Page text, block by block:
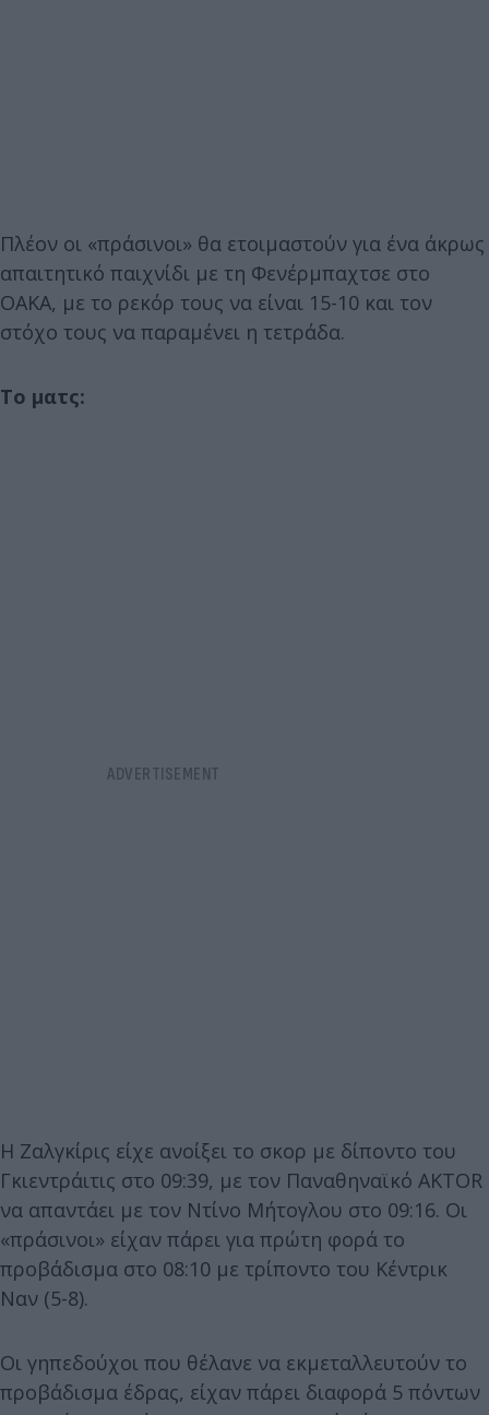
Πλέον οι «πράσινοι» θα ετοιμαστούν για ένα άκρως
απαιτητικό παιχνίδι με τη Φενέρμπαχτσε στο
ΟΑΚΑ, με το ρεκόρ τους να είναι 15-10 και τον
στόχο τους να παραμένει η τετράδα.
Το ματς:
Η Ζαλγκίρις είχε ανοίξει το σκορ με δίποντο του
Γκιεντράιτις στο 09:39, με τον Παναθηναϊκό AKTOR
να απαντάει με τον Ντίνο Μήτογλου στο 09:16. Οι
«πράσινοι» είχαν πάρει για πρώτη φορά το
προβάδισμα στο 08:10 με τρίποντο του Κέντρικ
Ναν (5-8).
Οι γηπεδούχοι που θέλανε να εκμεταλλευτούν το
προβάδισμα έδρας, είχαν πάρει διαφορά 5 πόντων